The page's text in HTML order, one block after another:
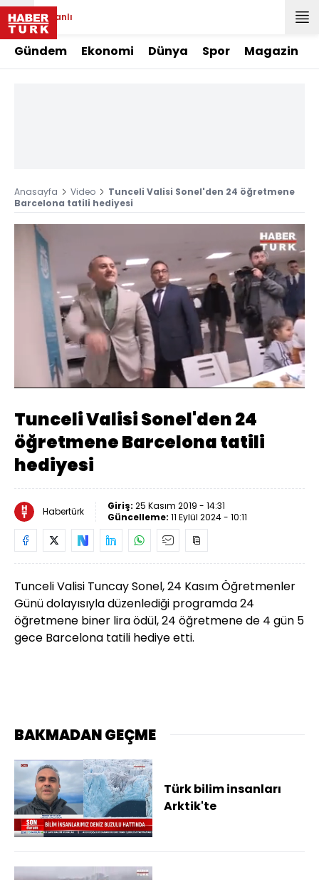
Canlı
Gündem Ekonomi Dünya Spor Magazin
Anasayfa Video
Tunceli Valisi Sonel'den 24 öğretmene
Barcelona tatili hediyesi
Sesi
Aç
Yüklendi:
26.17%
Oynatma
Hızı
Tunceli Valisi Sonel'den 24
öğretmene Barcelona tatili
hediyesi
Habertürk Giriş: 25 Kasım 2019 - 14:31
Güncelleme: 11 Eylül 2024 - 10:11
Tunceli Valisi Tuncay Sonel, 24 Kasım Öğretmenler
Günü dolayısıyla düzenlediği programda 24
öğretmene biner lira ödül, 24 öğretmene de 4 gün 5
gece Barcelona tatili hediye etti.
BAKMADAN GEÇME
Türk bilim insanları
Arktik'te